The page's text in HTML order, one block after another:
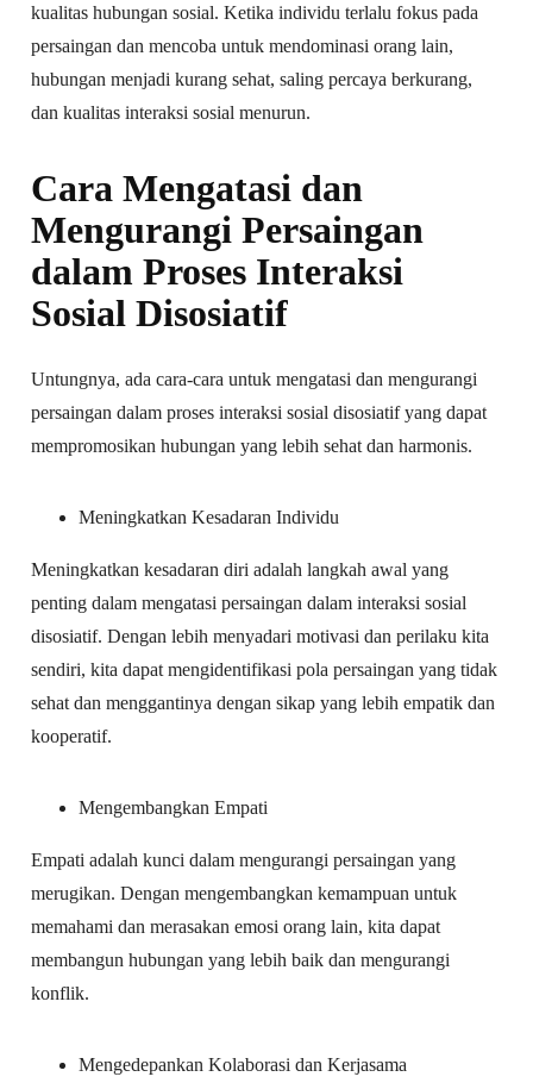
kualitas hubungan sosial. Ketika individu terlalu fokus pada
persaingan dan mencoba untuk mendominasi orang lain,
hubungan menjadi kurang sehat, saling percaya berkurang,
dan kualitas interaksi sosial menurun.
Cara Mengatasi dan
Mengurangi Persaingan
dalam Proses Interaksi
Sosial Disosiatif
Untungnya, ada cara-cara untuk mengatasi dan mengurangi
persaingan dalam proses interaksi sosial disosiatif yang dapat
mempromosikan hubungan yang lebih sehat dan harmonis.
Meningkatkan Kesadaran Individu
Meningkatkan kesadaran diri adalah langkah awal yang
penting dalam mengatasi persaingan dalam interaksi sosial
disosiatif. Dengan lebih menyadari motivasi dan perilaku kita
sendiri, kita dapat mengidentifikasi pola persaingan yang tidak
sehat dan menggantinya dengan sikap yang lebih empatik dan
kooperatif.
Mengembangkan Empati
Empati adalah kunci dalam mengurangi persaingan yang
merugikan. Dengan mengembangkan kemampuan untuk
memahami dan merasakan emosi orang lain, kita dapat
membangun hubungan yang lebih baik dan mengurangi
konflik.
Mengedepankan Kolaborasi dan Kerjasama